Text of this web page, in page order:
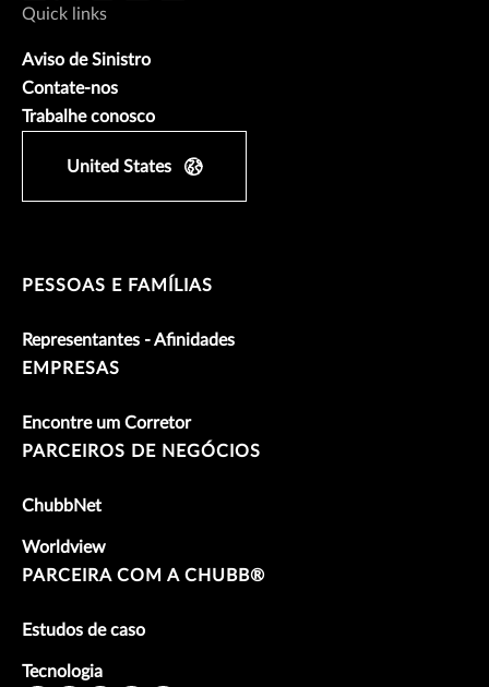
Quick links
Aviso de Sinistro
Contate-nos
Trabalhe conosco
United States
PESSOAS E FAMÍLIAS
Representantes - Afinidades
EMPRESAS
Encontre um Corretor
PARCEIROS DE NEGÓCIOS
ChubbNet
Worldview
PARCEIRA COM A CHUBB®
Estudos de caso
Tecnologia